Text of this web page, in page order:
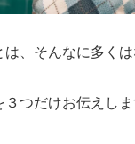
、そんなに多くは
つだけお伝えしま